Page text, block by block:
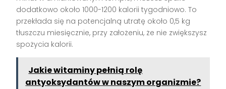
dodatkowo około 1000-1200 kalorii tygodniowo. To
przekłada się na potencjalną utratę około 0,5 kg
tłuszczu miesięcznie, przy założeniu, że nie zwiększysz
spożycia kalorii.
Jakie witaminy pełnią rolę
antyoksydantów w naszym organizmie?